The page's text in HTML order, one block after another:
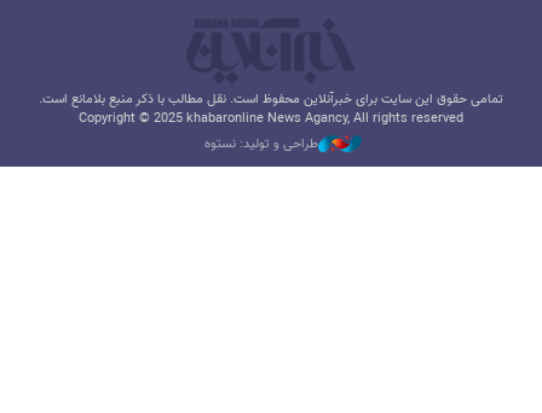
تمامی حقوق این سایت برای خبرآنلاین محفوظ است. نقل مطالب با ذکر منبع بلامانع است.
Copyright © 2025 khabaronline News Agancy, All rights reserved
طراحی و تولید: نستوه